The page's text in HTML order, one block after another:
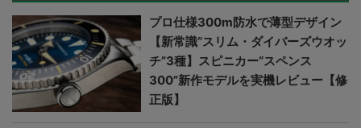
プロ仕様300m防水で薄型デザイン
【新常識“スリム・ダイバーズウオッ
チ”3種】スピニカー“スペンス
300”新作モデルを実機レビュー【修
正版】